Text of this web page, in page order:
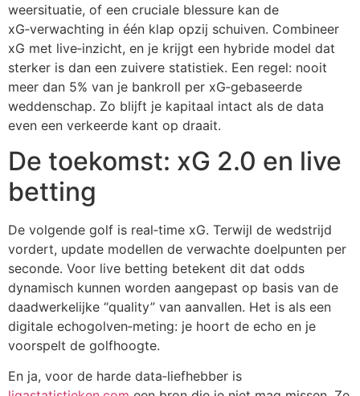
weersituatie, of een cruciale blessure kan de
xG‑verwachting in één klap opzij schuiven. Combineer
xG met live‑inzicht, en je krijgt een hybride model dat
sterker is dan een zuivere statistiek. Een regel: nooit
meer dan 5% van je bankroll per xG‑gebaseerde
weddenschap. Zo blijft je kapitaal intact als de data
even een verkeerde kant op draait.
De toekomst: xG 2.0 en live
betting
De volgende golf is real‑time xG. Terwijl de wedstrijd
vordert, update modellen de verwachte doelpunten per
seconde. Voor live betting betekent dit dat odds
dynamisch kunnen worden aangepast op basis van de
daadwerkelijke “quality” van aanvallen. Het is als een
digitale echogolven‑meting: je hoort de echo en je
voorspelt de golfhoogte.
En ja, voor de harde data‑liefhebber is